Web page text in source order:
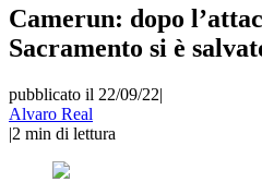
Camerun: dopo
Sacramento si è
pubblicato il 22/09/22|
Alvaro Real
|2 min di lettura